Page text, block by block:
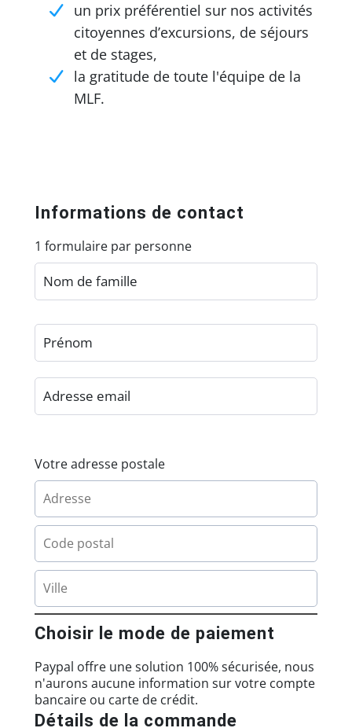
un prix préférentiel sur nos activités
citoyennes d’excursions, de séjours
et de stages,
la gratitude de toute l'équipe de la
MLF.
Informations de contact
1 formulaire par personne
Votre adresse postale
Choisir le mode de paiement
Paypal offre une solution 100% sécurisée, nous
n'aurons aucune information sur votre compte
bancaire ou carte de crédit.
Détails de la commande